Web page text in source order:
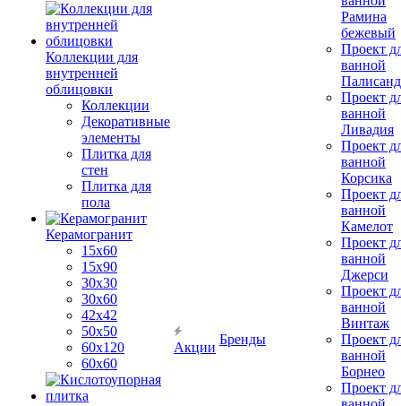
Коллекции для
внутренней
облицовки
Коллекции
Декоративные
элементы
Плитка для
стен
Плитка для
пола
Керамогранит
15х60
15x90
30х30
30х60
42х42
50х50
60х120
60х60
Акции
Бренды
Рамина
бежевый
Проект
ванной
Проект
ванной
Ливадия
Проект
ванной
Корсика
Проект
ванной
Камелот
Проект
ванной
Джерси
Проект
ванной
Винтаж
Проект
ванной
Борнео
Проект